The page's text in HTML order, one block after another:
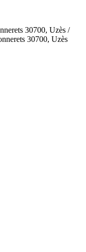
30700, Uzès /
30700, Uzès